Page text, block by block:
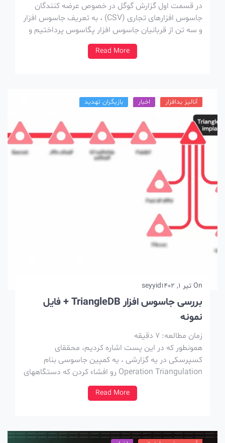
در قسمت اول گزارش گوگل در خصوص عرضه کنندگان
جاسوس افزارهای تجاری (CSV) ، به تعریف جاسوس افزار
و سه تن از قربانیان جاسوس افزار پگاسوس پرداختیم و
در قسمت دوم، فعالیت پنج تا از عرضه کنندگان جاسوس
افزار رو بررسی کردیم. در قسمت سوم، نگاهی به
Read More
آنالیز بدافزار بازیگران تهدید
تیر 1, 1402 seyyid
بررسی جاسوس افزار TriangleDB + فایل
نمونه
زمان مطالعه:7دقیقه
همونطور که در این پست اشاره کردیم، محققای
کسپرسکی در یه گزارشی ، یه کمپین جاسوسی بنام
Operation Triangulation رو افشاء کردن که دستگاههای
iOS رو هدف قرار میداد . بعد از افشای این گزارش، آژانس
امنیت و اطلاعات روسیه ، FSB ، ادعا کرد که اپل بکدور درRead More